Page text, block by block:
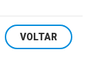
VOLTAR